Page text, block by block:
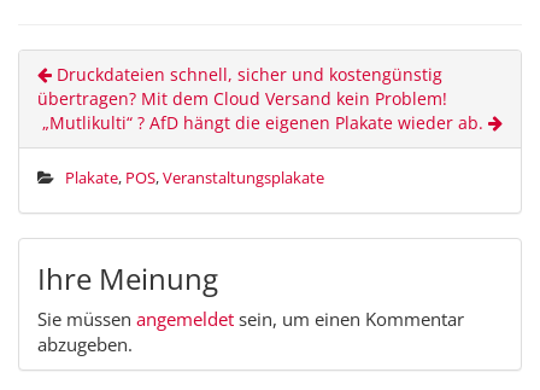
Druckdateien schnell, sicher und kostengünstig
übertragen? Mit dem Cloud Versand kein Problem!
„Mutlikulti“ ? AfD hängt die eigenen Plakate wieder ab.
Plakate, POS,Veranstaltungsplakate
Ihre Meinung
Sie müssen angemeldet sein, um einen Kommentar
abzugeben.